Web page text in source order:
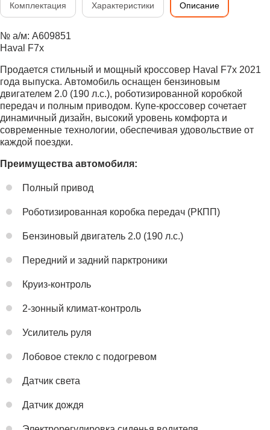
Комплектация Характеристики Описание
№ а/м: A609851
Haval F7x
Продается стильный и мощный кроссовер Haval F7x 2021
года выпуска. Автомобиль оснащен бензиновым
двигателем 2.0 (190 л.с.), роботизированной коробкой
передач и полным приводом. Купе-кроссовер сочетает
динамичный дизайн, высокий уровень комфорта и
современные технологии, обеспечивая удовольствие от
каждой поездки.
Преимущества автомобиля:
Полный привод
Роботизированная коробка передач (РКПП)
Бензиновый двигатель 2.0 (190 л.с.)
Передний и задний парктроники
Круиз-контроль
2-зонный климат-контроль
Усилитель руля
Лобовое стекло с подогревом
Датчик света
Датчик дождя